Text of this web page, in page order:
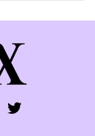
twitter